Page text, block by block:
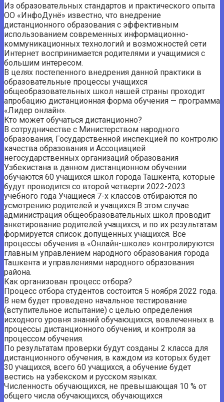
Из образовательных стандартов и практического опыта
ОО «ИнфоДунё» известно, что внедрение
дистанционного образования с эффективным
использованием современных информационно-
коммуникационных технологий и возможностей сети
Интернет воспринимается родителями и учащимися с
большим интересом.
В целях постепенного внедрения данной практики в
образовательные процессы учащихся
общеобразовательных школ нашей страны проходит
апробацию дистанционная форма обучения — программа
«Лидер онлайн».
Кто может обучаться дистанционно?
В сотрудничестве с Министерством народного
образования, Государственной инспекцией по контролю
качества образования и Ассоциацией
негосударственных организаций образования
Узбекистана в данном дистанционном обучении
обучаются 60 учащихся школ города Ташкента, которые
будут проводится со второй четверти 2022-2023
учебного года Учащиеся 7-х классов отбираются по
усмотрению родителей и учащихся.В этом случае
администрация общеобразовательных школ проводит
анкетирование родителей учащихся, и по их результатам
формируется список допущенных учащихся. Все
процессы обучения в «Онлайн-школе» контролируются
главным управлением народного образования города
Ташкента и управлениями народного образования
района.
Как организован процесс отбора?
Процесс отбора студентов состоится 5 ноября 2022 года.
В нем будет проведено начальное тестирование
(вступительное испытание) с целью определения
исходного уровня знаний обучающихся, вовлеченных в
процессы дистанционного обучения, и контроля за
процессом обучения.
По результатам проверки будут созданы 2 класса для
дистанционного обучения, в каждом из которых будет
30 учащихся, всего 60 учащихся, а обучение будет
вестись на узбекском и русском языках.
Численность обучающихся, не превышающая 10 % от
общего числа обучающихся, обучающихся